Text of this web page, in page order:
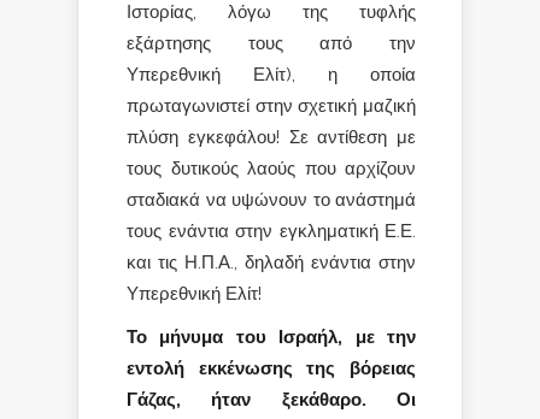
Ιστορίας, λόγω της τυφλής
εξάρτησης τους από την
Υπερεθνική Ελίτ), η οποία
πρωταγωνιστεί στην σχετική μαζική
πλύση εγκεφάλου! Σε αντίθεση με
τους δυτικούς λαούς που αρχίζουν
σταδιακά να υψώνουν το ανάστημά
τους ενάντια στην εγκληματική Ε.Ε.
και τις Η.Π.Α., δηλαδή ενάντια στην
Υπερεθνική Ελίτ!
Το μήνυμα του Ισραήλ, με την
εντολή εκκένωσης της βόρειας
Γάζας, ήταν ξεκάθαρο. Οι